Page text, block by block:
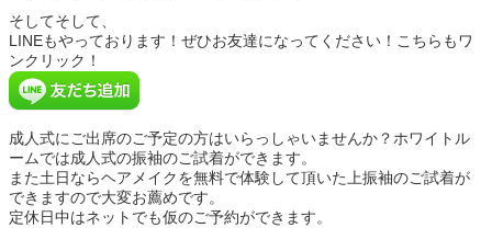
そしてそして、
LINEもやっております！ぜひお友達になってください！こちらもワ
ンクリック！
成人式にご出席のご予定の方はいらっしゃいませんか？ホワイトル
ームでは成人式の振袖のご試着ができます。
また土日ならヘアメイクを無料で体験して頂いた上振袖のご試着が
できますので大変お薦めです。
定休日中はネットでも仮のご予約ができます。